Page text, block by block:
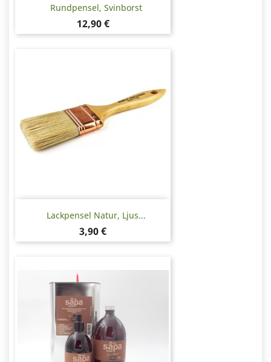
Rundpensel, Svinborst
Pris
12,90 €
Lackpensel Natur, Ljus...
Pris
3,90 €